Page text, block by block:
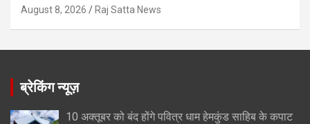
August 8, 2026 Raj Satta News
ब्रेकिंग न्यूज़
10 अक्तूबर को बंद होंगे पवित्र धाम हेमकुंड साहिब के कपाट